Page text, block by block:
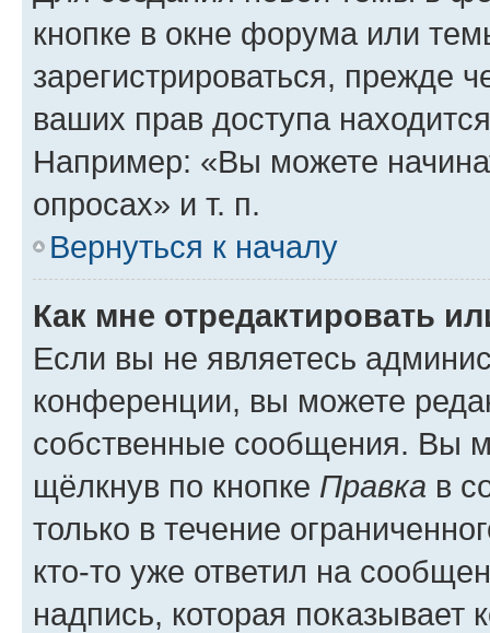
кнопке в окне форума или
зарегистрироваться, прежде
ваших прав доступа
Например: «Вы можете
опросах» и т. п.
Вернуться к началу
Как мне отредактировать
Если вы не являетесь
конференции, вы можете
собственные сообщения. Вы
щёлкнув по кнопке Правка в
только в течение
кто-то уже ответил на
надпись, которая показывает